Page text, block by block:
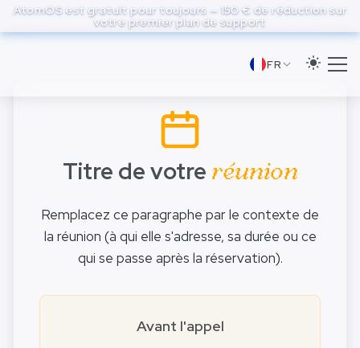
to
AtomOS est gratuit pour toujours — 150 € de réduction sur
votre premier plan de support
FR
Titre de votre réunion
Remplacez ce paragraphe par le contexte de
la réunion (à qui elle s'adresse, sa durée ou ce
qui se passe après la réservation).
Avant l'appel